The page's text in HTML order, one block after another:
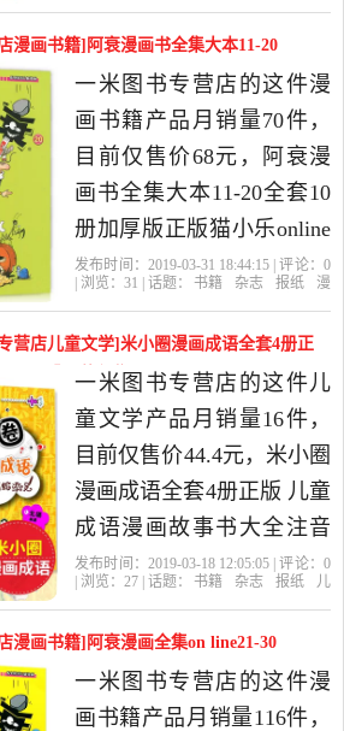
学生爆笑校园漫画书是
2019年一米图书专营店精
选书籍,杂志,报纸当中性价
比很高的漫画书籍，由江
苏 南京发货。
漫画书籍]阿衰漫画书全集大本11-20
仅售68元一米图书专营店的这件漫
画书籍产品月销量70件，
目前仅售价68元，阿衰漫
画书全集大本11-20全套10
册加厚版正版猫小乐online
儿童读物书籍 9-12岁少儿
书绘本图书小学生课外书
是2019年一米图书专营店
精选书籍,杂志,报纸当中性
价比很高的漫画书籍，由
江苏 南京发货。
发布时间：2019-03-31 18:44:15 | 评论： 0
| 浏览： 31 | 话题： 书籍 杂志 报纸
漫
营店儿童文学]米小圈漫画成语全套4册正
月销量16件仅售44.4元
一米图书专营店的这件儿
童文学产品月销量16件，
目前仅售价44.4元，米小圈
漫画成语全套4册正版 儿童
成语漫画故事书大全注音
版精选 米小圈上学记一二
读老师推荐成语接龙绘本
是2019年一米图书专营店
精选书籍,杂志,报纸当中性
发布时间：2019-03-18 12:05:05 | 评论： 0
| 浏览： 27 | 话题： 书籍 杂志 报纸
儿
漫画书籍]阿衰漫画全集on line21-30
68元
一米图书专营店的这件漫
画书籍产品月销量116件，